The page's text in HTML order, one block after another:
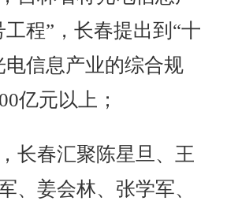
工程”，长春提出到“十
电信息产业的综合规
亿元以上；
春汇聚陈星旦、王
、姜会林、张学军、